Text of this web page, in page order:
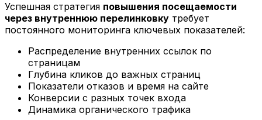
Успешная стратегия повышения посещаемости
через внутреннюю перелинковку требует
постоянного мониторинга ключевых показателей:
Распределение внутренних ссылок по
страницам
Глубина кликов до важных страниц
Показатели отказов и время на сайте
Конверсии с разных точек входа
Динамика органического трафика